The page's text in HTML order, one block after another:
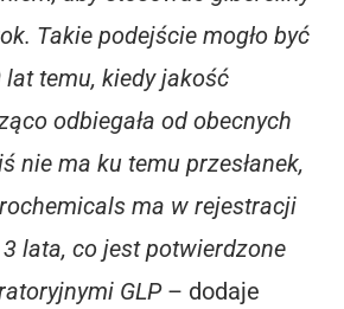
Takie podejście mogło być
temu, kiedy jakość
odbiegała od obecnych
nie ma ku temu przesłanek,
ma w rejestracji
lata, co jest potwierdzone
GLP– dodaje